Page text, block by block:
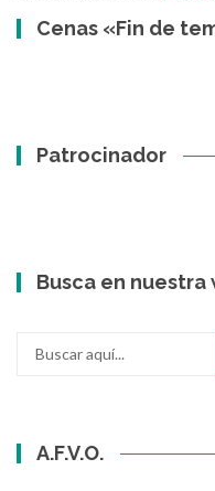
Cenas «Fin de
Patrocinador
Busca en nuestra
A.F.V.O.